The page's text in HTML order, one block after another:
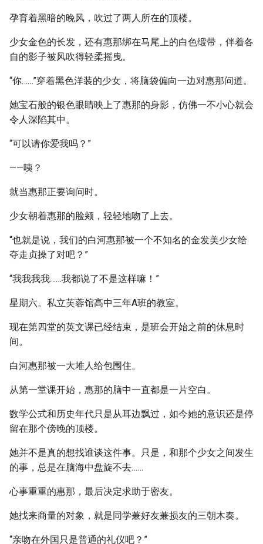
孕育着黑暗的晚风，吹过了两人所在的顶楼。
少女金色的长发，还有惠那绑在马尾上的白色缎带，伴着各
自的影子被风吹得轻柔摇曳。
“你……”穿着黑色洋装的少女，将脑袋偏向一边对惠那问道。
她宝石般的银色眼睛映上了惠那的身影，仿佛一不小心就会
令人深陷其中。
“可以请你爱我吗？”
——咦？
就当惠那正要询问时。
少女朝着惠那的脸颊，轻轻地吻了上去。
“也就是说，我们的白河惠那被一个不知名的金发美少女给
夺走贞操了对吧？”
“我我我我……我都说了不是这样嘛！”
星期六。私立芙蓉馆高中三年A班的教室。
现在第四堂的英文课已经结束，是班会开始之前的休息时
间。
白河惠那被一大堆人给包围住。
从第一堂课开始，惠那的脑中一直都是一片空白。
数学公式和历史年代只是从耳边飘过，如今她的意识还是停
留在那个傍晚的顶楼。
她并不是真的想找谁谈这件事。只是，和那个少女之间发生
的事，总是在脑海中盘旋不去……
心事重重的惠那，最后决定求助于密友。
她找来商量的对象，就是同学兼好友兼损友的三朝木奏。
“亲吻在外国只是普通的礼仪吧？”